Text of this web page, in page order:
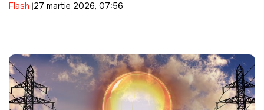
Flash 27 martie 2026, 07:56